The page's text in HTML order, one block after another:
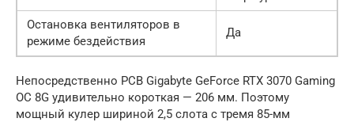
Остановка вентиляторов в
режиме бездействия
Да
Непосредственно PCB Gigabyte GeForce RTX 3070 Gaming
OC 8G удивительно короткая — 206 мм. Поэтому
мощный кулер шириной 2,5 слота с тремя 85-мм